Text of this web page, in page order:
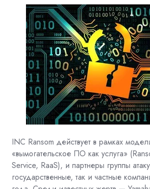
INC Ransom действует в рамках
«вымогательское ПО как услуга»
Service, RaaS), и партнеры группы
государственные, так и частные